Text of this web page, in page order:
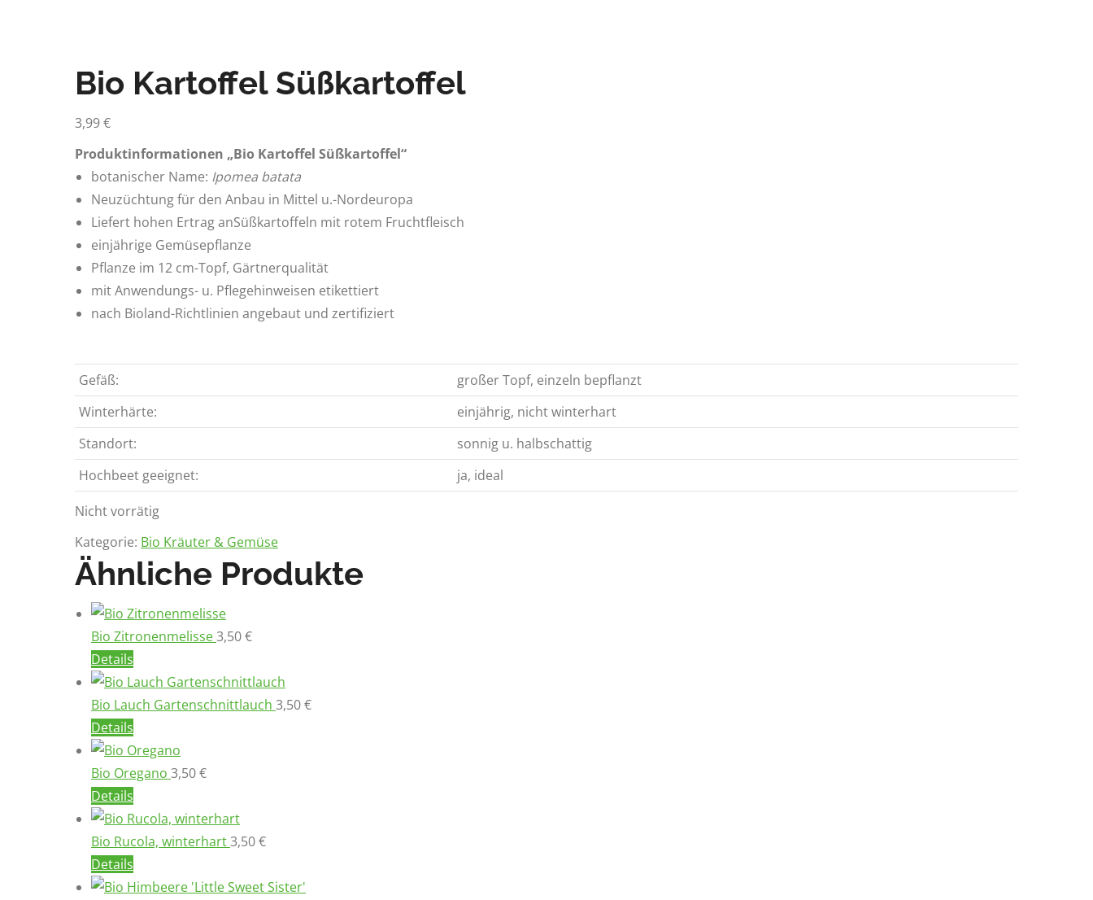
Bio Kartoffel Süßkartoffel
3,99€
Produktinformationen „Bio Kartoffel Süßkartoffel“
botanischer Name: Ipomea batata
Neuzüchtung für den Anbau in Mittel u.-Nordeuropa
Liefert hohen Ertrag anSüßkartoffeln mit rotem Fruchtfleisch
einjährige Gemüsepflanze
Pflanze im 12 cm-Topf, Gärtnerqualität
mit Anwendungs- u. Pflegehinweisen etikettiert
nach Bioland-Richtlinien angebaut und zertifiziert
Gefäß:
großer Topf, einzeln bepflanzt
Winterhärte:
einjährig, nicht winterhart
Standort:
sonnig u. halbschattig
Hochbeet geeignet:
ja, ideal
Nicht vorrätig
Kategorie: Bio Kräuter & Gemüse
Ähnliche Produkte
Bio Zitronenmelisse3,50€
Details
Bio Lauch Gartenschnittlauch 3,50€
Details
Bio Oregano 3,50€
Details
Bio Rucola, winterhart3,50€
Details